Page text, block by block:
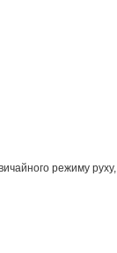
режиму руху,